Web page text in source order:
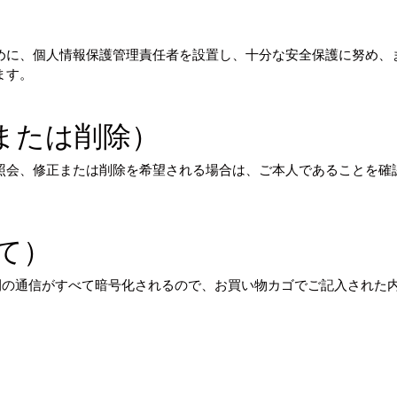
、個人情報保護管理責任者を設置し、十分な安全保護に努め
。
は削除）
、修正または削除を希望される場合は、ご本人であることを
）
通信がすべて暗号化されるので、お買い物カゴでご記入された